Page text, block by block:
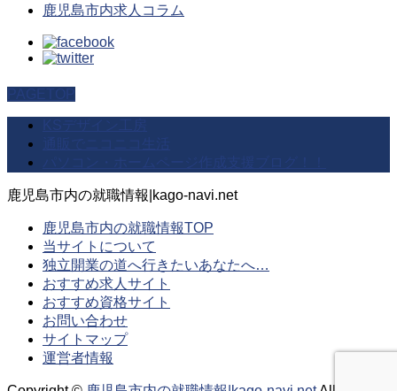
鹿児島市内求人コラム
PAGETOP
KSデザイン工房
通販でニコニコ生活
パソコン・ホームページ作成支援ブログ！！
鹿児島市内の就職情報|kago-navi.net
鹿児島市内の就職情報TOP
当サイトについて
独立開業の道へ行きたいあなたへ…
おすすめ求人サイト
おすすめ資格サイト
お問い合わせ
サイトマップ
運営者情報